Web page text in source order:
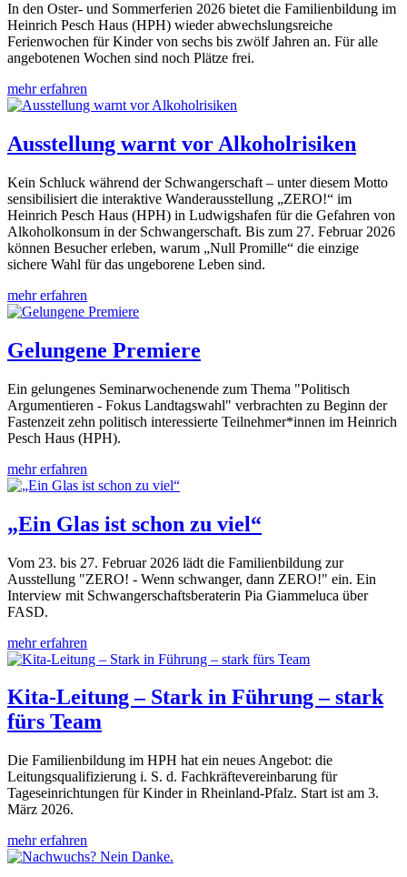
In den Oster- und Sommerferien 2026 bietet die Familienbildung im
Heinrich Pesch Haus (HPH) wieder abwechslungsreiche
Ferienwochen für Kinder von sechs bis zwölf Jahren an. Für alle
angebotenen Wochen sind noch Plätze frei.
mehr erfahren
Ausstellung warnt vor Alkoholrisiken
Kein Schluck während der Schwangerschaft – unter diesem Motto
sensibilisiert die interaktive Wanderausstellung „ZERO!“ im
Heinrich Pesch Haus (HPH) in Ludwigshafen für die Gefahren von
Alkoholkonsum in der Schwangerschaft. Bis zum 27. Februar 2026
können Besucher erleben, warum „Null Promille“ die einzige
sichere Wahl für das ungeborene Leben sind.
mehr erfahren
Gelungene Premiere
Ein gelungenes Seminarwochenende zum Thema "Politisch
Argumentieren - Fokus Landtagswahl" verbrachten zu Beginn der
Fastenzeit zehn politisch interessierte Teilnehmer*innen im Heinrich
Pesch Haus (HPH).
mehr erfahren
„Ein Glas ist schon zu viel“
Vom 23. bis 27. Februar 2026 lädt die Familienbildung zur
Ausstellung "ZERO! - Wenn schwanger, dann ZERO!" ein. Ein
Interview mit Schwangerschaftsberaterin Pia Giammeluca über
FASD.
mehr erfahren
Kita-Leitung – Stark in Führung – stark
fürs Team
Die Familienbildung im HPH hat ein neues Angebot: die
Leitungsqualifizierung i. S. d. Fachkräftevereinbarung für
Tageseinrichtungen für Kinder in Rheinland-Pfalz. Start ist am 3.
März 2026.
mehr erfahren